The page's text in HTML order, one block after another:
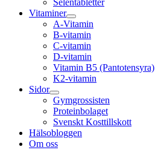
Selentabletter
Vitaminer
A-Vitamin
B-vitamin
C-vitamin
D-vitamin
Vitamin B5 (Pantotensyra)
K2-vitamin
Sidor
Gymgrossisten
Proteinbolaget
Svenskt Kosttillskott
Hälsobloggen
Om oss